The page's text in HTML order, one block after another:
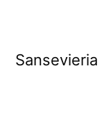
Sansevieria